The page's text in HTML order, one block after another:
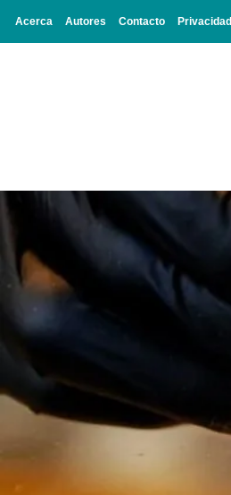
Acerca Autores Contacto Privacidad